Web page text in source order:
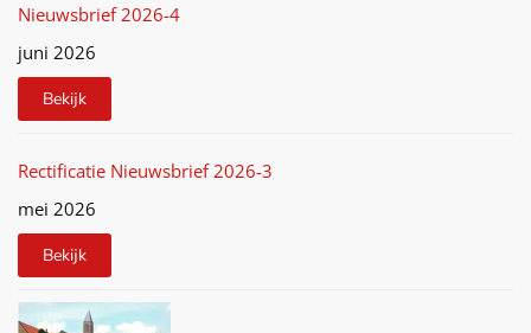
Nieuwsbrief 2026-4
juni 2026
Bekijk
Rectificatie Nieuwsbrief 2026-3
mei 2026
Bekijk